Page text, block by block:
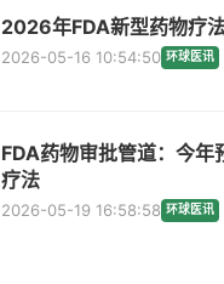
2026年FDA新型药物疗
2026-05-16 10:54:50 环球医讯
FDA药物审批管道：今年
疗法
2026-05-19 16:58:58 环球医讯